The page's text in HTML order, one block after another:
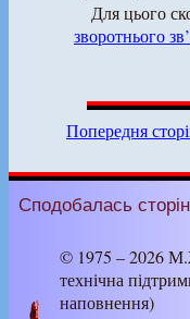
Для цього
зворотнього
Попередня
Сподобалась
© 1975 – 2026
технічна
наповнення)